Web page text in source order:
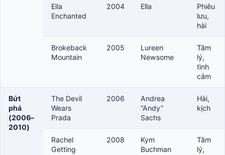
Ella
Enchanted
2004 Ella
Phiêu
lưu,
hài
Brokeback
Mountain
2005
Lureen
Newsome
Tâm
lý,
tình
cảm
Bứt
phá
(2006–
2010)
The Devil
Wears
Prada
2006
Andrea
“Andy”
Sachs
Hài,
kịch
Rachel
Getting
2008
Kym
Buchman
Tâm
lý,